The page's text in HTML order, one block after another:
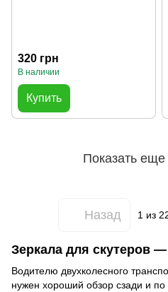
320 грн
В наличии
Купить
Показать еще
Назад 1из
Зеркала для скутеров
Водителю двухколесного
нужен хороший обзор сзади и